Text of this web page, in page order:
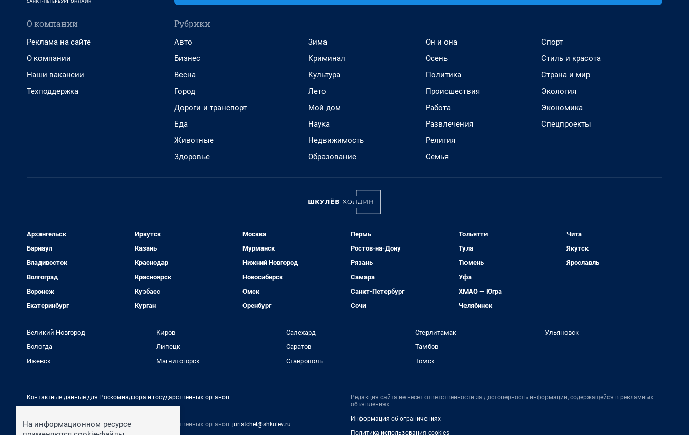
О компании
Реклама на сайте
О компании
Наши вакансии
Техподдержка
Рубрики
Авто
Бизнес
Весна
Город
Дороги и транспорт
Еда
Животные
Здоровье
Зима
Криминал
Культура
Лето
Мой дом
Наука
Недвижимость
Образование
Он и она
Осень
Политика
Происшествия
Работа
Развлечения
Религия
Семья
Спорт
Стиль и красота
Страна и мир
Экология
Экономика
Спецпроекты
Архангельск
Барнаул
Владивосток
Волгоград
Воронеж
Екатеринбург
Иркутск
Казань
Краснодар
Красноярск
Кузбасс
Курган
Москва
Мурманск
Нижний Новгород
Новосибирск
Омск
Оренбург
Пермь
Ростов-на-Дону
Рязань
Самара
Санкт-Петербург
Сочи
Тольятти
Тула
Тюмень
Уфа
ХМАО — Югра
Челябинск
Чита
Якутск
Ярославль
Великий Новгород
Вологда
Ижевск
Киров
Липецк
Магнитогорск
Салехард
Саратов
Ставрополь
Стерлитамак
Тамбов
Томск
Ульяновск
Контактные данные для Роскомнадзора и государственных органов
Контактные данные для Роскомнадзора и государственных органов: juristchel@shkulev.ru
Техподдержка: help@shkulev.ru
Редакция сайта не несет ответственности за достоверность информации, содержащейся в рекламных
объявлениях.
Информация об ограничениях
Политика использования cookies
На информационном ресурсе